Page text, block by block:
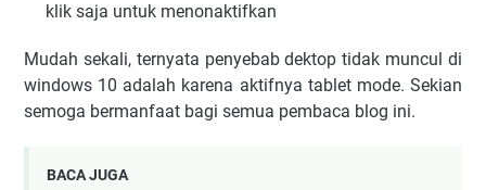
klik saja untuk menonaktifkan
Mudah sekali, ternyata penyebab dektop tidak muncul di
windows 10 adalah karena aktifnya tablet mode. Sekian
semoga bermanfaat bagi semua pembaca blog ini.
BACA JUGA